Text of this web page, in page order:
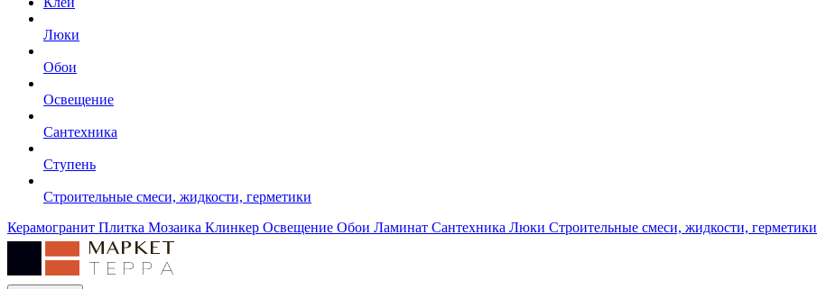
Люки
Обои
Освещение
Сантехника
Ступень
Строительные смеси, жидкости, герметики
Керамогранит Плитка Мозаика Клинкер Освещение Обои Ламинат Сантехника Люки Строительные смеси, жидкости, герметики